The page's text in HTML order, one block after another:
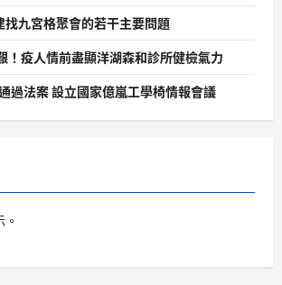
找九宮格聚會的若干主要問題
！疫人情前盡顯洋湖森和診所健檢氣力
過法案 設立國家億嵐工學椅情報會議